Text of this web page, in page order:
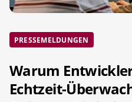
PRESSEMELDUNGEN
Warum
Echtzeit-